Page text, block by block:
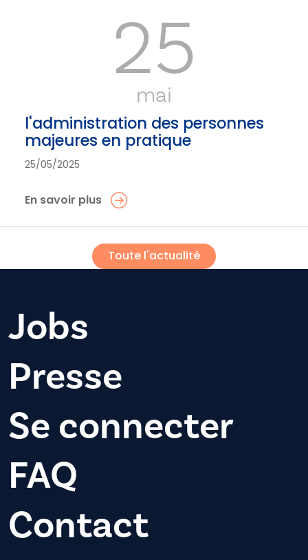
25
mai
l'administration des personnes
majeures en pratique
25/05/2025
En savoir plus
Toute l'actualité
Jobs
Presse
Se connecter
FAQ
Contact